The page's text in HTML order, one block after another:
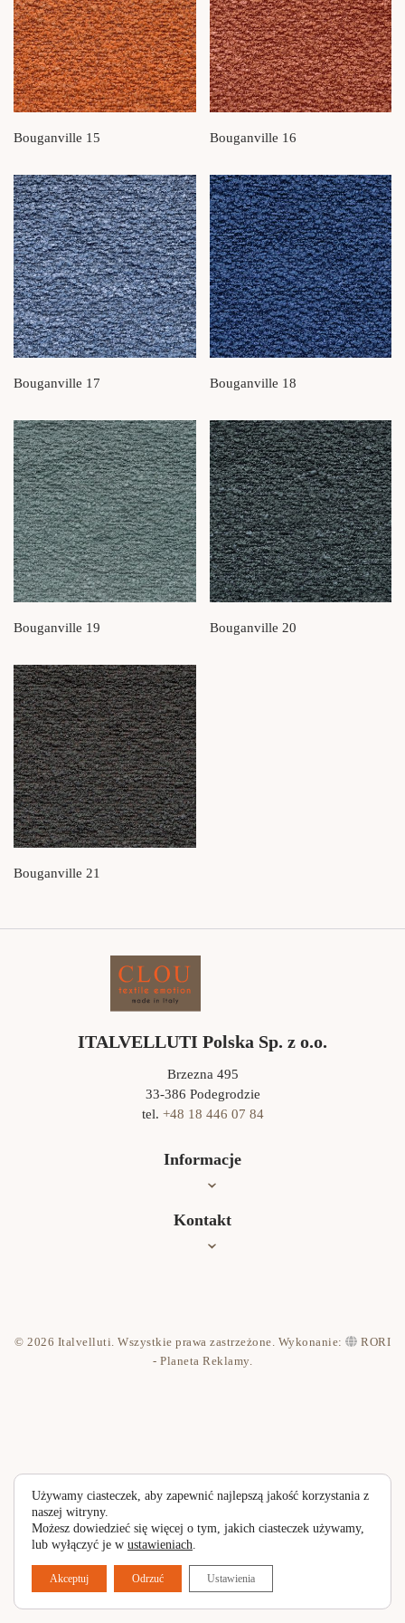
Bouganville 15 Bouganville 16
Bouganville 17 Bouganville 18
Bouganville 19 Bouganville 20
Bouganville 21
ITALVELLUTI Polska Sp. z o.o.
Brzezna 495
33-386 Podegrodzie
tel. +48 18 446 07 84
Informacje
Oferta
Kontakt
Polityka prywatności
© 2026 Italvelluti. Wszystkie prawa zastrzeżone. Wykonanie:
RORI
- Planeta Reklamy.
Używamy ciasteczek, aby zapewnić najlepszą jakość korzystania z
naszej witryny.
Możesz dowiedzieć się więcej o tym, jakich ciasteczek używamy,
lub wyłączyć je w ustawieniach.
Akceptuj Odrzuć Ustawienia